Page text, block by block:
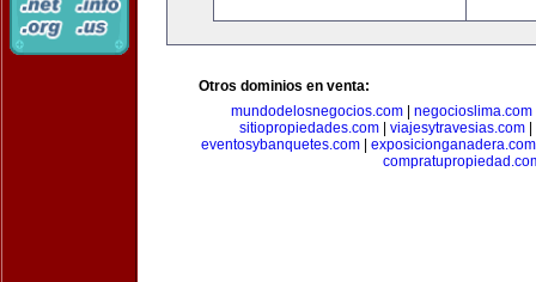
Otros dominios en venta:
mundodelosnegocios.com| negocioslima.com
sitiopropiedades.com| viajesytravesias.com|
eventosybanquetes.com| exposicionganadera.com